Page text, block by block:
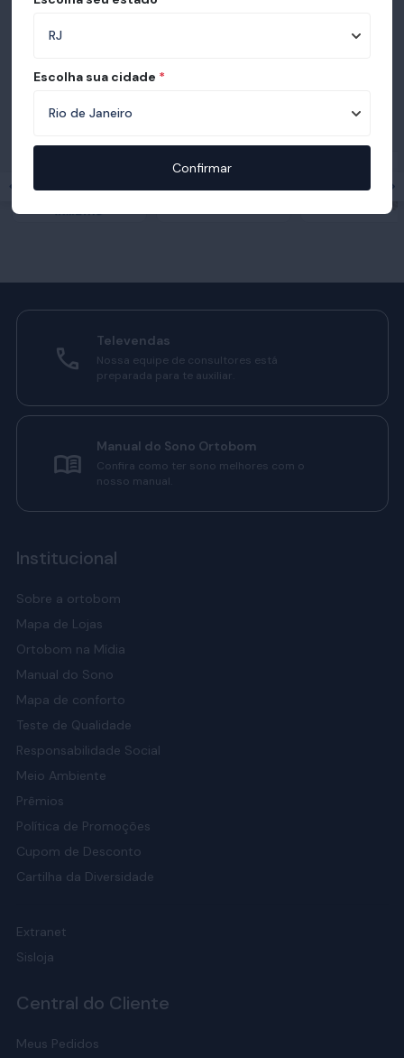
Prêmios e certificações recebidas pelo
Ortobom
Televendas
Nossa equipe de consultores está
preparada para te auxiliar.
Manual do Sono Ortobom
Confira como ter sono melhores com o
nosso manual.
Institucional
Sobre a ortobom
Mapa de Lojas
Ortobom na Mídia
Manual do Sono
Mapa de conforto
Teste de Qualidade
Responsabilidade Social
Meio Ambiente
Prêmios
Política de Promoções
Cupom de Desconto
Cartilha da Diversidade
Extranet
Sisloja
Central do Cliente
Meus Pedidos
Escolha sua cidade *
Confirmar